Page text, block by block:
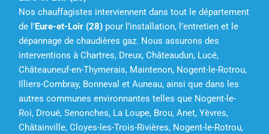
Nos chauffagistes interviennent dans tout le département
de l’Eure-et-Loir (28) pour l’installation, l’entretien et le
dépannage de chaudières gaz. Nous assurons des
interventions à Chartres, Dreux, Châteaudun, Lucé,
Châteauneuf-en-Thymerais, Maintenon, Nogent-le-Rotrou,
Illiers-Combray, Bonneval et Auneau, ainsi que dans les
autres communes environnantes telles que Nogent-le-
Roi, Droué, Senonches, La Loupe, Brou, Anet, Yèvres,
Châtainville, Cloyes-les-Trois-Rivières, Nogent-le-Rotrou,